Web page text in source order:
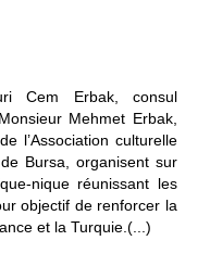
Cem Erbak, consul
Mehmet Erbak,
l’Association culturelle
Bursa, organisent sur
nique réunissant les
objectif de renforcer la
et la Turquie.(...)